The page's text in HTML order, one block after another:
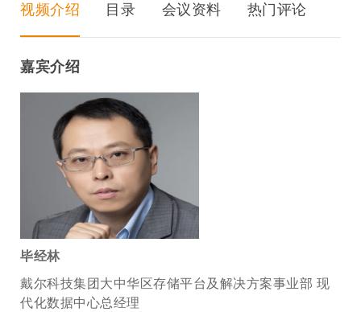
视频介绍 目录 会议资料 热门评论
嘉宾介绍
毕经林
戴尔科技集团大中华区存储平台及解决方案事业部 现
代化数据中心总经理